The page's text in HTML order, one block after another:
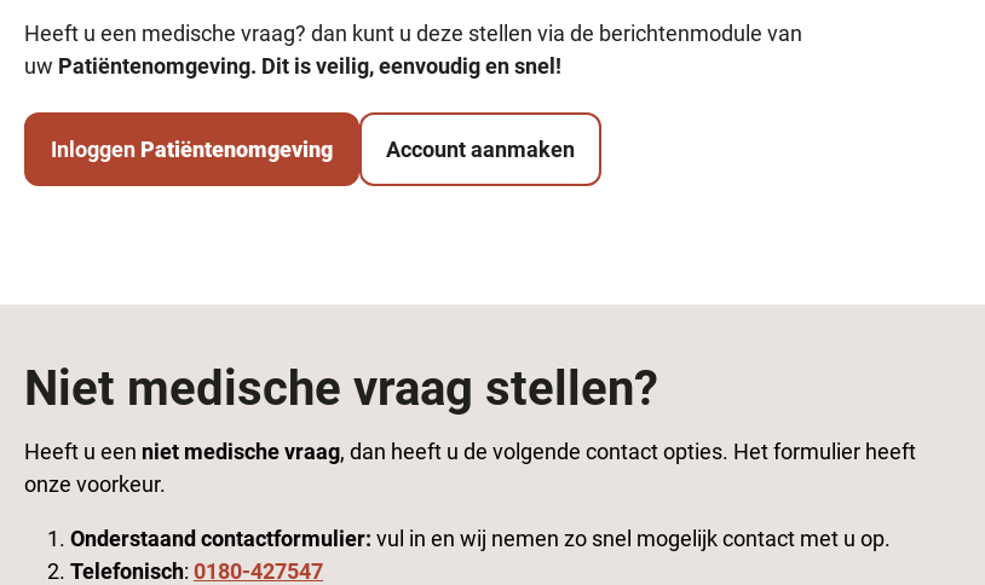
Heeft u een medische vraag? dan kunt u deze stellen via de berichtenmodule van
uw Patiëntenomgeving. Dit is veilig, eenvoudig en snel!
Inloggen Patiëntenomgeving Account aanmaken
Niet medische vraag stellen?
Heeft u een niet medische vraag, dan heeft u de volgende contact opties. Het formulier heeft
onze voorkeur.
Onderstaand contactformulier: vul in en wij nemen zo snel mogelijk contact met u op.
Telefonisch: 0180-427547